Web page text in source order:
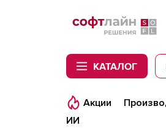
Softline
КАТАЛОГ
Акции
ИИ